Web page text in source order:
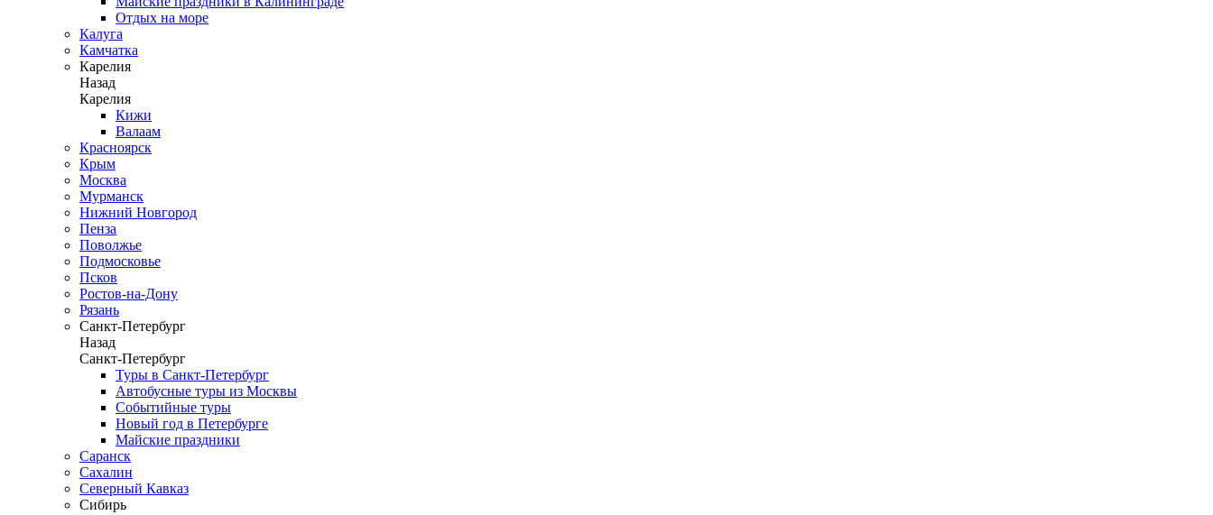
Отдых на море
Калуга
Камчатка
Карелия
Назад
Карелия
Кижи
Валаам
Красноярск
Крым
Москва
Мурманск
Нижний Новгород
Пенза
Поволжье
Подмосковье
Псков
Ростов-на-Дону
Рязань
Санкт-Петербург
Назад
Санкт-Петербург
Туры в Санкт-Петербург
Автобусные туры из Москвы
Событийные туры
Новый год в Петербурге
Майские праздники
Саранск
Сахалин
Северный Кавказ
Сибирь